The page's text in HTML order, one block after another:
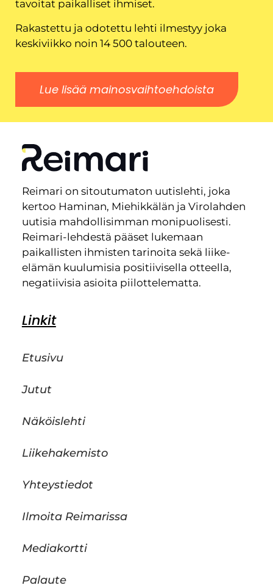
tavoitat paikalliset ihmiset.
Rakastettu ja odotettu lehti ilmestyy joka
keskiviikko noin 14 500 talouteen.
Lue lisää mainosvaihtoehdoista
Reimari on sitoutumaton uutislehti, joka
kertoo Haminan, Miehikkälän ja Virolahden
uutisia mahdollisimman monipuolisesti.
Reimari-lehdestä pääset lukemaan
paikallisten ihmisten tarinoita sekä liike-
elämän kuulumisia positiivisella otteella,
negatiivisia asioita piilottelematta.
Linkit
Etusivu
Jutut
Näköislehti
Liikehakemisto
Yhteystiedot
Ilmoita Reimarissa
Mediakortti
Palaute